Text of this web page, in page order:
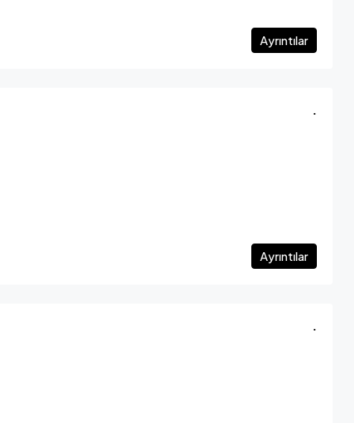
Ayrıntılar
.
Ayrıntılar
.